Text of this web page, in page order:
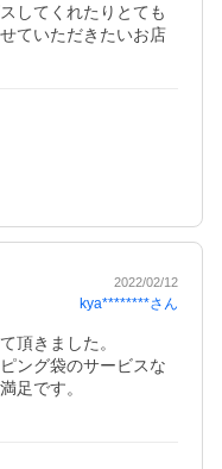
してくれたりとても
ていただきたいお店
2022/02/12
kya********さん
頂きました。
ング袋のサービスな
足です。